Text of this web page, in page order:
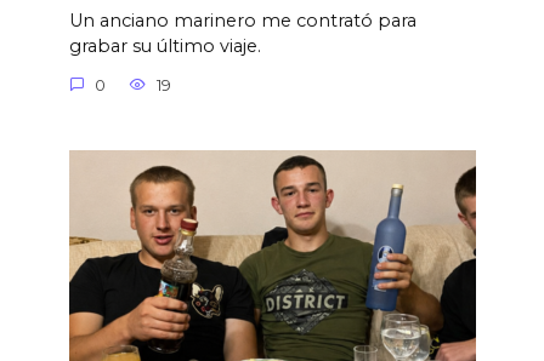
Un anciano marinero me contrató para
grabar su último viaje.
0 19